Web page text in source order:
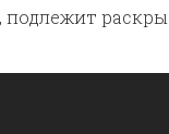
подлежит